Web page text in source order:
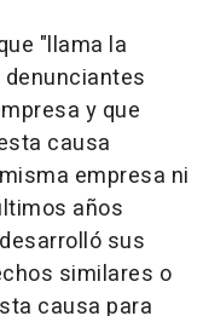
"llama la
y que
causa
empresa ni
años
sus
similares o
causa para